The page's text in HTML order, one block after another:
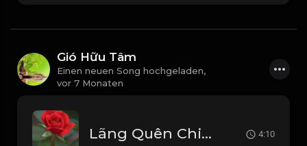
Gió Hữu Tâm
Einen neuen Song hochgeladen,
vor 7 Monaten
Lãng Quên Chiều Thu (Tui Hát) 周華健_1767946641396 4:10